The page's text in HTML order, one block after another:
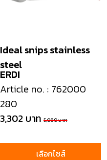
ERDI
Ideal snips stainless
steel
Article no. : 762000
280
3,302 บาท 5,080 บาท
เลือกไซส์